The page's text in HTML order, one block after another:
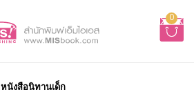
0
หนังสือนิทานเด็ก